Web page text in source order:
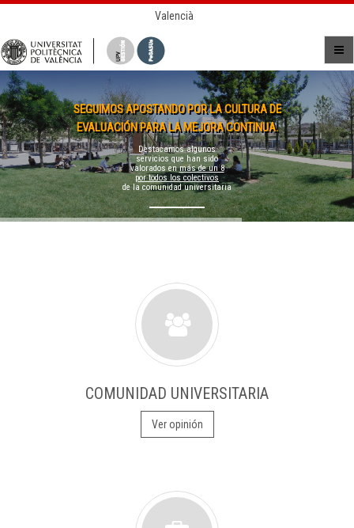
Valencià
SEGUIMOS APOSTANDO POR LA CULTURA DE
EVALUACIÓN PARA LA MEJORA CONTINUA.
Destacamos algunos
servicios que han sido
valorados enmás de un 8
por todos los colectivos
de la comunidad universitaria
COMUNIDAD UNIVERSITARIA
Ver opinión